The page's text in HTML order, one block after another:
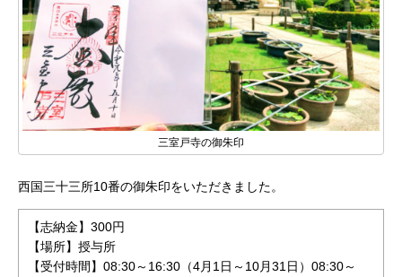
三室戸寺の御朱印
西国三十三所10番の御朱印をいただきました。
【志納金】300円
【場所】授与所
【受付時間】08:30～16:30（4月1日～10月31日）08:30～